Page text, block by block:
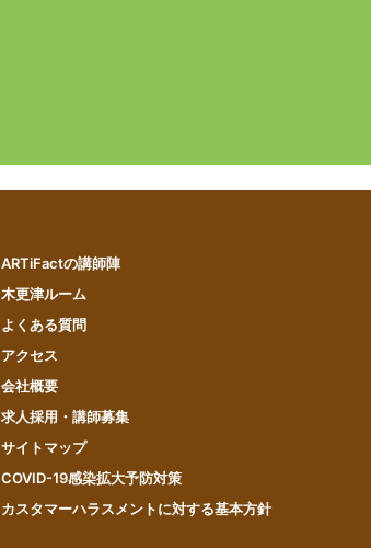
ARTiFactの講師陣
木更津ルーム
よくある質問
アクセス
会社概要
求人採用・講師募集
サイトマップ
COVID-19感染拡大予防対策
カスタマーハラスメントに対する基本方針